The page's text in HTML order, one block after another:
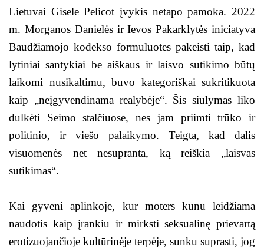
Lietuvai Gisele Pelicot įvykis netapo pamoka. 2022
m. Morganos Danielės ir Ievos Pakarklytės iniciatyva
Baudžiamojo kodekso formuluotes pakeisti taip, kad
lytiniai santykiai be aiškaus ir laisvo sutikimo būtų
laikomi nusikaltimu, buvo kategoriškai sukritikuota
kaip „neįgyvendinama realybėje“. Šis siūlymas liko
dulkėti Seimo stalčiuose, nes jam priimti trūko ir
politinio, ir viešo palaikymo. Teigta, kad dalis
visuomenės net nesupranta, ką reiškia „laisvas
sutikimas“.
Kai gyveni aplinkoje, kur moters kūnu leidžiama
naudotis kaip įrankiu ir mirksti seksualinę prievartą
erotizuojančioje kultūrinėje terpėje, sunku suprasti, jog